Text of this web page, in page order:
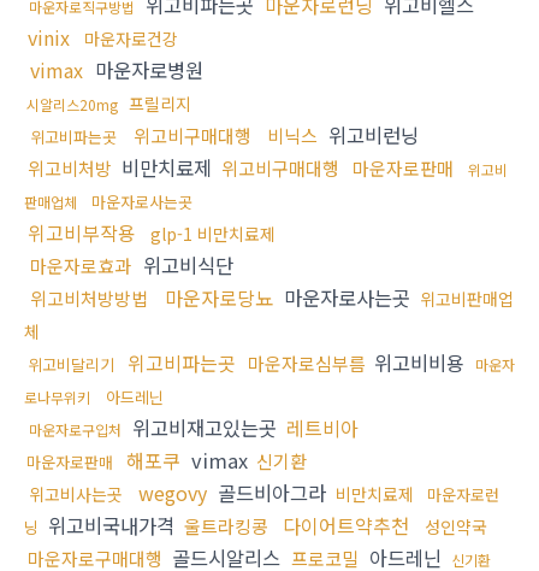
마운자로직구방법
vinix
마운자로건강
vimax 마운자로병원
시알리스20mg 프릴리지
위고비파는곳 위고비구매대행 비닉스 위고비런닝
위고비처방 비만치료제 위고비구매대행 마운자로판매
위고비
판매업체
마운자로사는곳
위고비부작용 glp-1 비만치료제
마운자로효과 위고비식단
위고비처방방법 마운자로당뇨 마운자로사는곳 위고비판매업
체
위고비달리기 위고비파는곳 마운자로심부름 위고비비용
마운자
로나무위키
아드레닌
마운자로구입처 위고비재고있는곳 레트비아
마운자로판매 해포쿠 vimax 신기환
위고비사는곳 wegovy 골드비아그라 비만치료제
마운자로런
닝 위고비국내가격 울트라킹콩 다이어트약추천 성인약국
마운자로구매대행 골드시알리스 프로코밀 아드레닌 신기환